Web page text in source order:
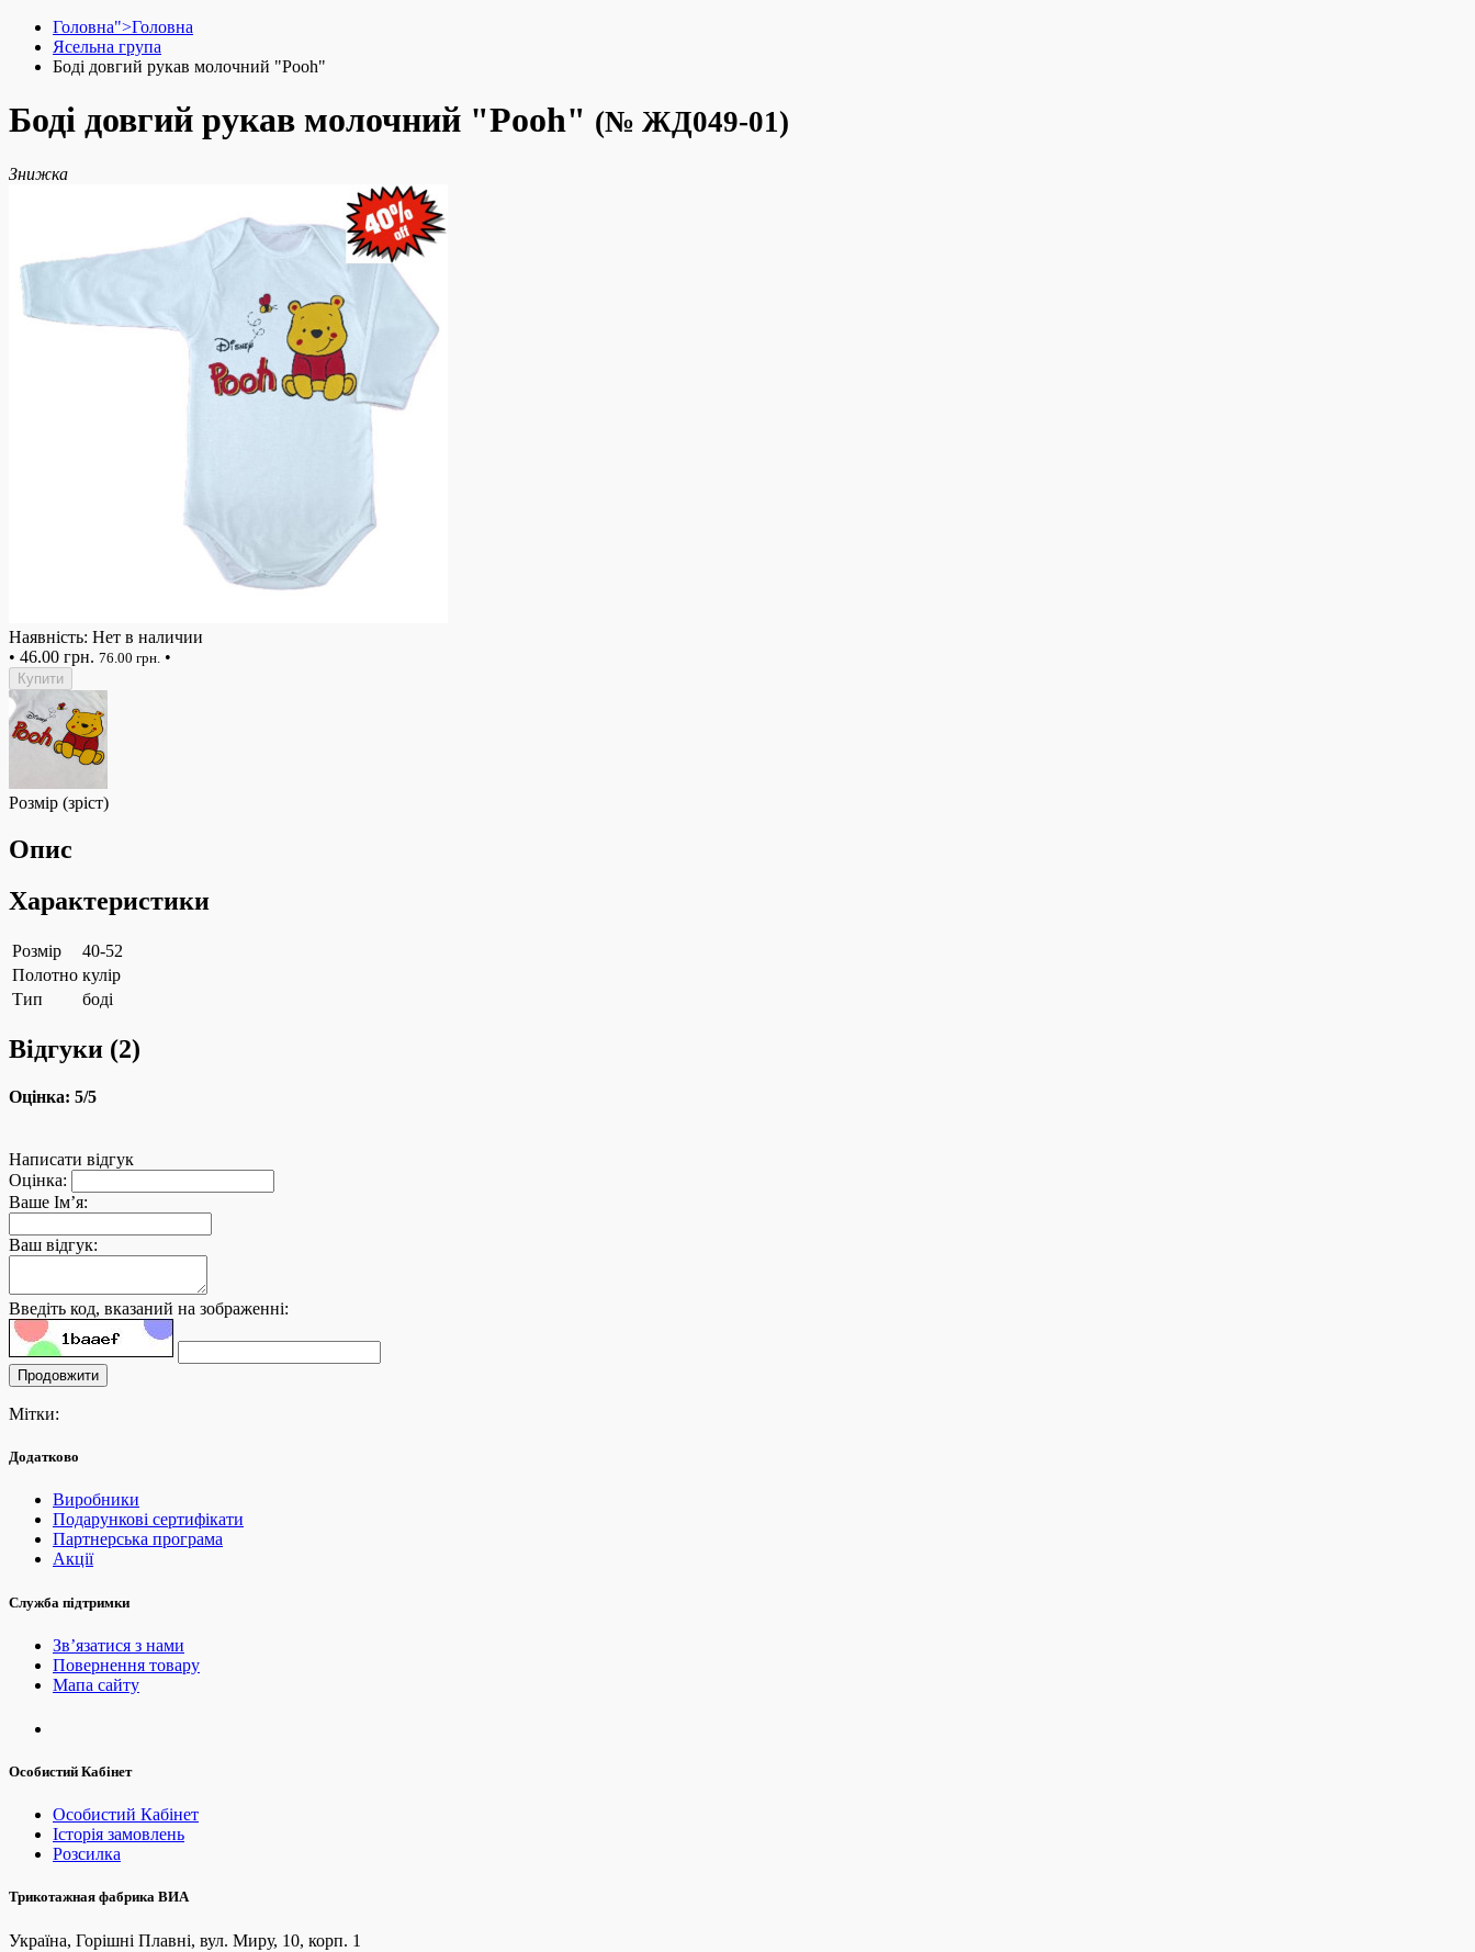
Головна">Головна
Ясельна група
Боді довгий рукав молочний "Pooh"
Боді довгий рукав молочний "Pooh" (№ ЖД049-01)
Знижка
Наявність: Нет в наличии
• 46.00 грн. 76.00 грн. •
Купити
Розмір (зріст)
Опис
Характеристики
Розмір
40-52
Полотно кулір
Тип
боді
Відгуки (2)
Оцінка: 5/5
Написати відгук
Оцінка:
Ваше Ім’я:
Ваш відгук:
Введіть код, вказаний на зображенні:
Продовжити
Мітки:
Додатково
Виробники
Подарункові сертифікати
Партнерська програма
Акції
Служба підтримки
Зв’язатися з нами
Повернення товару
Мапа сайту
Особистий Кабінет
Особистий Кабінет
Історія замовлень
Розсилка
Трикотажная фабрика ВИА
Україна, Горішні Плавні, вул. Миру, 10, корп. 1